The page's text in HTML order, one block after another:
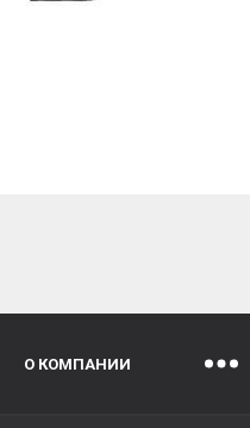
О КОМПАНИИ